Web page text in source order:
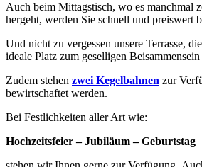
Auch beim Mittagstisch, wo es manchmal
hergeht, werden Sie schnell und preiswert
Und nicht zu vergessen unsere Terrasse,
ideale Platz zum geselligen Beisammensein
Zudem stehen zwei Kegelbahnen zur
bewirtschaftet werden.
Bei Festlichkeiten aller Art wie:
Hochzeitsfeier – Jubiläum – Geburtstag